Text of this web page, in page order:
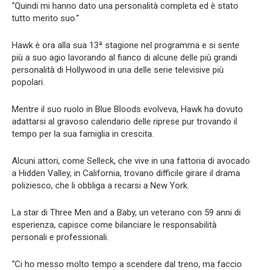
“Quindi mi hanno dato una personalità completa ed è stato
tutto merito suo.”
Hawk è ora alla sua 13ª stagione nel programma e si sente
più a suo agio lavorando al fianco di alcune delle più grandi
personalità di Hollywood in una delle serie televisive più
popolari.
Mentre il suo ruolo in Blue Bloods evolveva, Hawk ha dovuto
adattarsi al gravoso calendario delle riprese pur trovando il
tempo per la sua famiglia in crescita.
Alcuni attori, come Selleck, che vive in una fattoria di avocado
a Hidden Valley, in California, trovano difficile girare il drama
poliziesco, che li obbliga a recarsi a New York.
La star di Three Men and a Baby, un veterano con 59 anni di
esperienza, capisce come bilanciare le responsabilità
personali e professionali.
“Ci ho messo molto tempo a scendere dal treno, ma faccio